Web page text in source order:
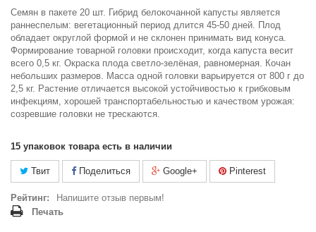
Семян в пакете 20 шт. Гибрид белокочанной капусты является
раннеспелым: вегетационный период длится 45-50 дней. Плод
обладает округлой формой и не склонен принимать вид конуса.
Формирование товарной головки происходит, когда капуста весит
всего 0,5 кг. Окраска плода светло-зелёная, равномерная. Кочан
небольших размеров. Масса одной головки варьируется от 800 г до
2,5 кг. Растение отличается высокой устойчивостью к грибковым
инфекциям, хорошей транспортабельностью и качеством урожая:
созревшие головки не трескаются.
15 упаковок товара есть в наличии
Твит Поделиться Google+ Pinterest
Рейтинг:
Напишите отзыв первым!
Печать